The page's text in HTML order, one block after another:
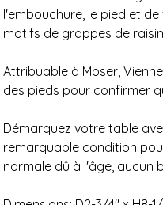
l'embouchure, le pied et
motifs de grappes de
Attribuable à Moser,
des pieds pour confirmer
Démarquez votre table
remarquable condition
normale dû à l'âge, aucun